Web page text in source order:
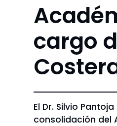
cargo
El Dr. Silvio
consolidación del